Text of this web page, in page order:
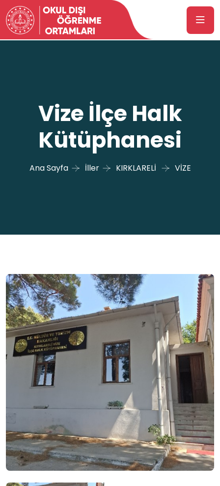
Vize İlçe Halk
Kütüphanesi
Ana Sayfa İller KIRKLARELİ VİZE